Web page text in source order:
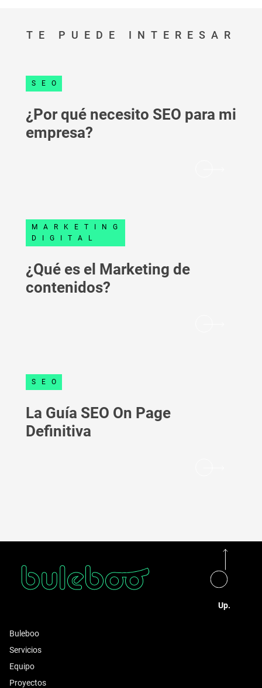
TE PUEDE INTERESAR
SEO
¿Por qué necesito SEO para mi
empresa?
MARKETING
DIGITAL
¿Qué es el Marketing de
contenidos?
SEO
La Guía SEO On Page
Definitiva
Up.
Buleboo
Servicios
Equipo
Proyectos